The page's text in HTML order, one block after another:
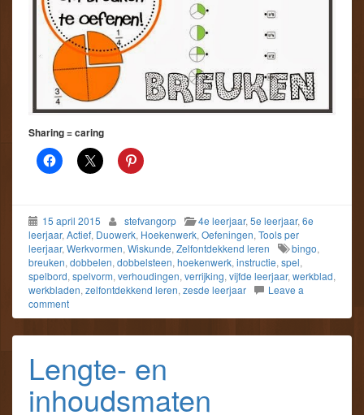
Sharing = caring
15 april 2015 stefvangorp 4e leerjaar,5e leerjaar,6e
leerjaar,Actief, Duowerk, Hoekenwerk,Oefeningen,Tools per
leerjaar,Werkvormen,Wiskunde,Zelfontdekkend leren bingo,
breuken,dobbelen,dobbelsteen,hoekenwerk,instructie,spel,
spelbord,spelvorm,verhoudingen,verrijking,vijfde leerjaar,werkblad,
werkbladen,zelfontdekkend leren,zesde leerjaar
Leave a
comment
Lengte- en
inhoudsmaten